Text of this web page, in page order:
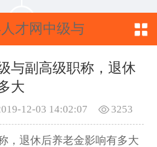
才网中级与
称，退休后
影响有多大
与副高级职称，退休
大
3253
12-03 14:02:07
退休后养老金影响有多大